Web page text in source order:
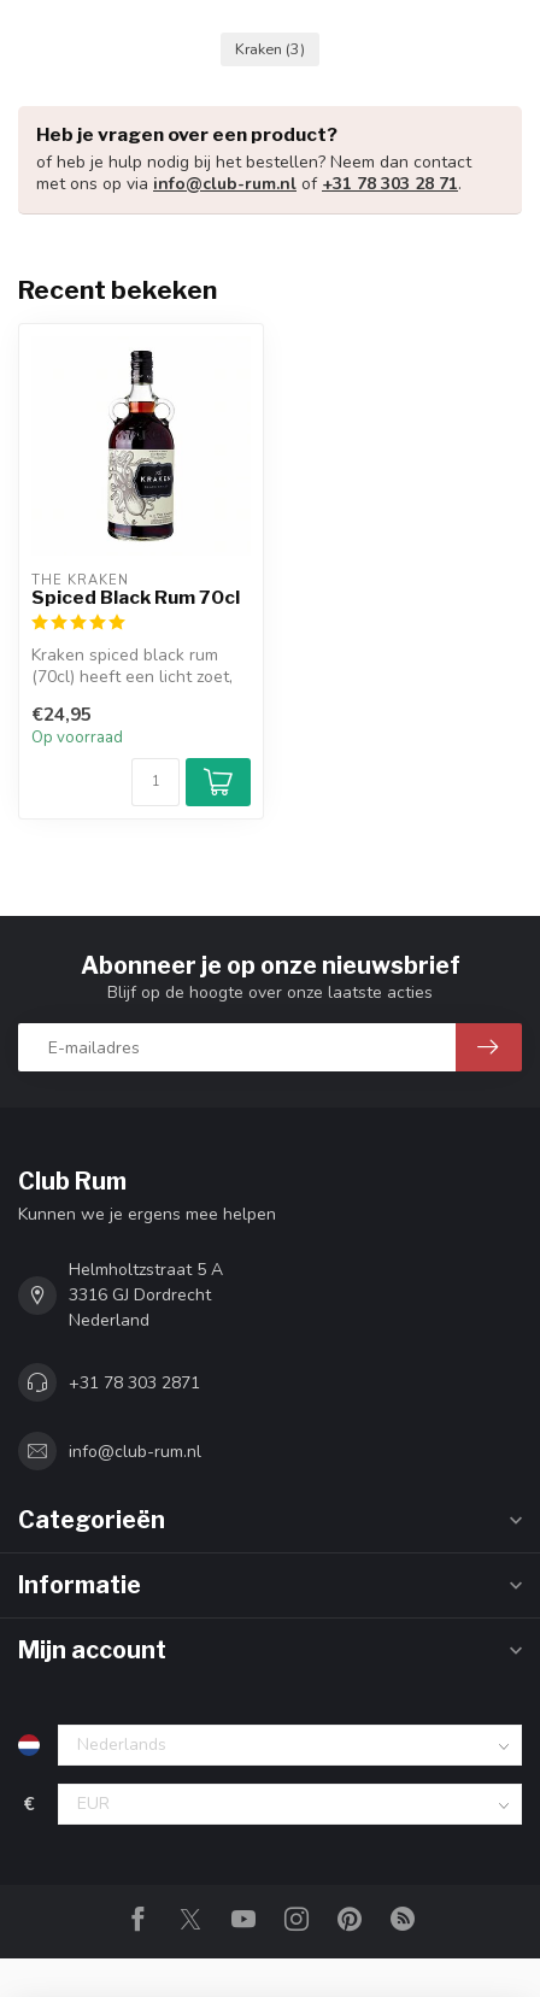
Kraken (3)
Heb je vragen over een product?
of heb je hulp nodig bij het bestellen? Neem dan contact
met ons op via info@club-rum.nl of +31 78 303 28 71.
Recent bekeken
THE KRAKEN
Spiced Black Rum 70cl
Kraken spiced black rum
(70cl) heeft een licht zoet,
smaken...
€24,95
Op voorraad
Abonneer je op onze nieuwsbrief
Blijf op de hoogte over onze laatste acties
Club Rum
Kunnen we je ergens mee helpen
Helmholtzstraat 5 A
3316 GJ Dordrecht
Nederland
+31 78 303 2871
info@club-rum.nl
Categorieën
Informatie
Mijn account
€